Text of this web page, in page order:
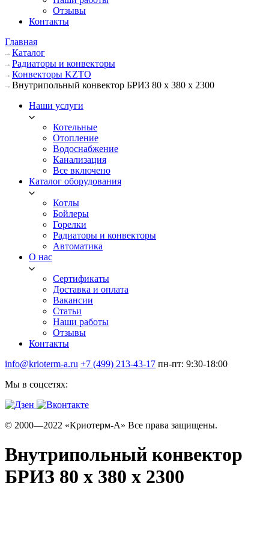
Отзывы
Контакты
Главная
Каталог
Радиаторы и конвекторы
Конвекторы KZTO
Внутрипольный конвектор БРИЗ 80 х 380 х 2300
Наши услуги
Котельные
Отопление
Водоснабжение
Канализация
Все включено
Каталог оборудования
Котлы
Бойлеры
Горелки
Радиаторы и конвекторы
Автоматика
О нас
Сертификаты
Доставка и оплата
Вакансии
Статьи
Наши работы
Отзывы
Контакты
info@krioterm-a.ru +7 (499) 213-43-17 пн-пт: 9:30-18:00
Мы в соцсетях:
© 2000—2022 «Криотерм-А» Все права защищены.
Внутрипольный конвектор
БРИЗ 80 х 380 х 2300